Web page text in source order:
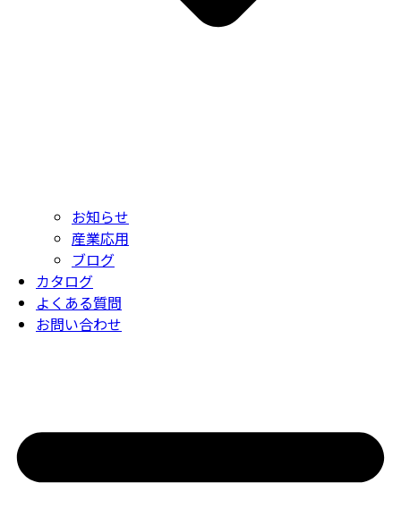
お知らせ
産業応用
ブログ
カタログ
よくある質問
お問い合わせ